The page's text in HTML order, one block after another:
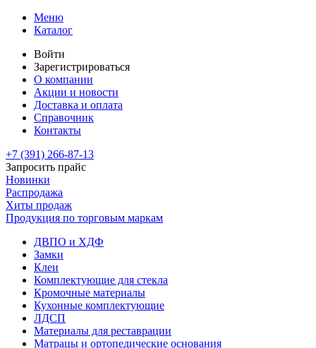
Меню
Каталог
Войти
Зарегистрироваться
О компании
Акции и новости
Доставка и оплата
Справочник
Контакты
+7 (391) 266-87-13
Запросить прайс
Новинки
Распродажа
Хиты продаж
Продукция по торговым маркам
ДВПО и ХДФ
Замки
Клеи
Комплектующие для стекла
Кромочные материалы
Кухонные комплектующие
ЛДСП
Материалы для реставрации
Матрацы и ортопедические основания